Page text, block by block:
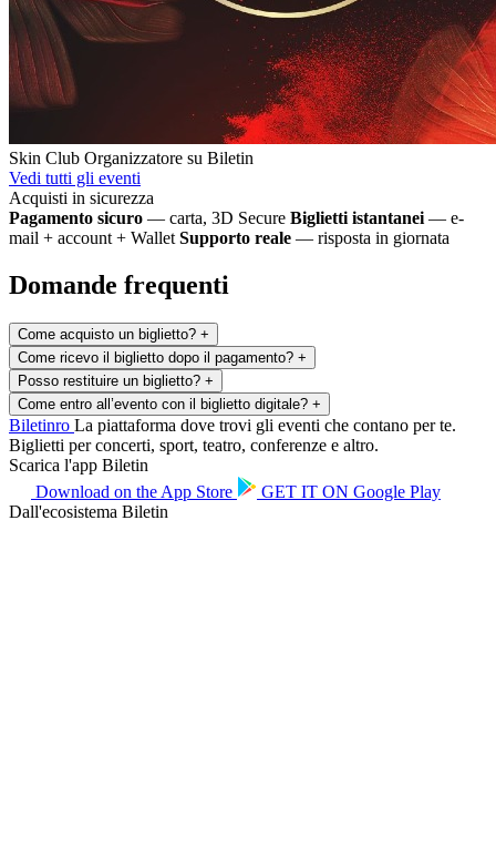
Skin Club Organizzatore su Biletin
Vedi tutti gli eventi
Acquisti in sicurezza
Pagamento sicuro — carta, 3D Secure Biglietti istantanei — e-
mail + account + Wallet Supporto reale — risposta in giornata
Domande frequenti
Come acquisto un biglietto? +
Come ricevo il biglietto dopo il pagamento? +
Posso restituire un biglietto? +
Come entro all’evento con il biglietto digitale? +
Biletinro La piattaforma dove trovi gli eventi che contano per te.
Biglietti per concerti, sport, teatro, conferenze e altro.
Scarica l'app Biletin
Download on the App Store GET IT ON Google Play
Dall'ecosistema Biletin